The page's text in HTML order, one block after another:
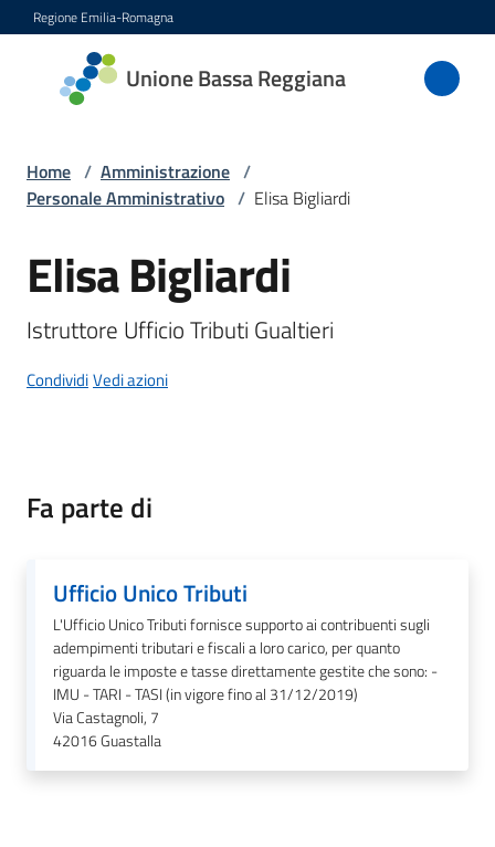
Vai al contenuto
Vai alla navigazione
Vai al footer
Regione Emilia-Romagna
Unione Bassa Reggiana
Unione
Bassa
Menu selezionato
Novità
Tutti
argomenti...
Seguici
Home / Amministrazione /
Personale Amministrativo / Elisa Bigliardi
Salta al contenuto
Elisa Bigliardi
Istruttore Ufficio Tributi Gualtieri
CondividiVedi azioni
Fa parte di
Ufficio Unico Tributi
L'Ufficio Unico Tributi fornisce supporto ai contribuenti sugli
adempimenti tributari e fiscali a loro carico, per quanto
riguarda le imposte e tasse direttamente gestite che sono: -
IMU - TARI - TASI (in vigore fino al 31/12/2019)
Via Castagnoli, 7
42016Guastalla